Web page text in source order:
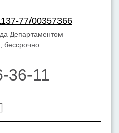
77/00357366
Департаментом
бессрочно
36-11